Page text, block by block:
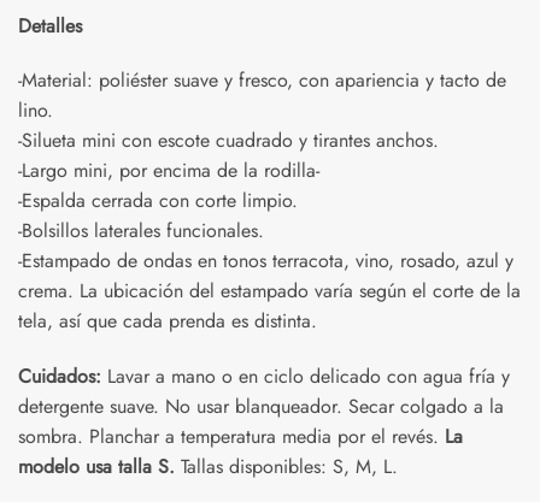
Detalles
-Material: poliéster suave y fresco, con apariencia y tacto de
lino.
-Silueta mini con escote cuadrado y tirantes anchos.
-Largo mini, por encima de la rodilla-
-Espalda cerrada con corte limpio.
-Bolsillos laterales funcionales.
-Estampado de ondas en tonos terracota, vino, rosado, azul y
crema. La ubicación del estampado varía según el corte de la
tela, así que cada prenda es distinta.
Cuidados: Lavar a mano o en ciclo delicado con agua fría y
detergente suave. No usar blanqueador. Secar colgado a la
sombra. Planchar a temperatura media por el revés. La
modelo usa talla S. Tallas disponibles: S, M, L.